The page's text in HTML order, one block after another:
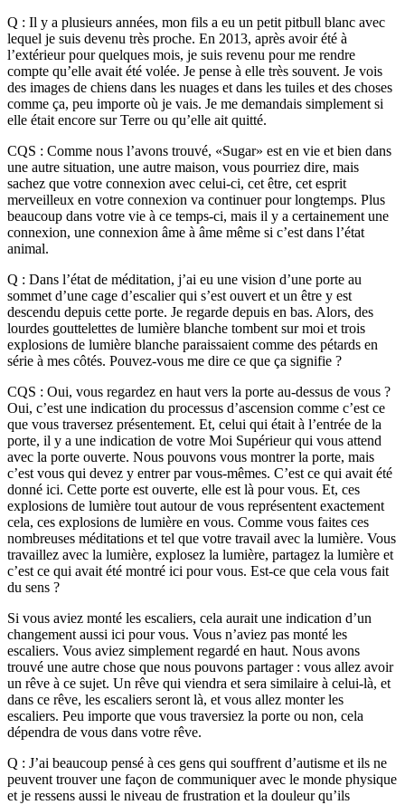
Q : Il y a plusieurs années, mon fils a eu un petit pitbull blanc avec
lequel je suis devenu très proche. En 2013, après avoir été à
l’extérieur pour quelques mois, je suis revenu pour me rendre
compte qu’elle avait été volée. Je pense à elle très souvent. Je vois
des images de chiens dans les nuages et dans les tuiles et des choses
comme ça, peu importe où je vais. Je me demandais simplement si
elle était encore sur Terre ou qu’elle ait quitté.
CQS : Comme nous l’avons trouvé, «Sugar» est en vie et bien dans
une autre situation, une autre maison, vous pourriez dire, mais
sachez que votre connexion avec celui-ci, cet être, cet esprit
merveilleux en votre connexion va continuer pour longtemps. Plus
beaucoup dans votre vie à ce temps-ci, mais il y a certainement une
connexion, une connexion âme à âme même si c’est dans l’état
animal.
Q : Dans l’état de méditation, j’ai eu une vision d’une porte au
sommet d’une cage d’escalier qui s’est ouvert et un être y est
descendu depuis cette porte. Je regarde depuis en bas. Alors, des
lourdes gouttelettes de lumière blanche tombent sur moi et trois
explosions de lumière blanche paraissaient comme des pétards en
série à mes côtés. Pouvez-vous me dire ce que ça signifie ?
CQS : Oui, vous regardez en haut vers la porte au-dessus de vous ?
Oui, c’est une indication du processus d’ascension comme c’est ce
que vous traversez présentement. Et, celui qui était à l’entrée de la
porte, il y a une indication de votre Moi Supérieur qui vous attend
avec la porte ouverte. Nous pouvons vous montrer la porte, mais
c’est vous qui devez y entrer par vous-mêmes. C’est ce qui avait été
donné ici. Cette porte est ouverte, elle est là pour vous. Et, ces
explosions de lumière tout autour de vous représentent exactement
cela, ces explosions de lumière en vous. Comme vous faites ces
nombreuses méditations et tel que votre travail avec la lumière. Vous
travaillez avec la lumière, explosez la lumière, partagez la lumière et
c’est ce qui avait été montré ici pour vous. Est-ce que cela vous fait
du sens ?
Si vous aviez monté les escaliers, cela aurait une indication d’un
changement aussi ici pour vous. Vous n’aviez pas monté les
escaliers. Vous aviez simplement regardé en haut. Nous avons
trouvé une autre chose que nous pouvons partager : vous allez avoir
un rêve à ce sujet. Un rêve qui viendra et sera similaire à celui-là, et
dans ce rêve, les escaliers seront là, et vous allez monter les
escaliers. Peu importe que vous traversiez la porte ou non, cela
dépendra de vous dans votre rêve.
Q : J’ai beaucoup pensé à ces gens qui souffrent d’autisme et ils ne
peuvent trouver une façon de communiquer avec le monde physique
et je ressens aussi le niveau de frustration et la douleur qu’ils